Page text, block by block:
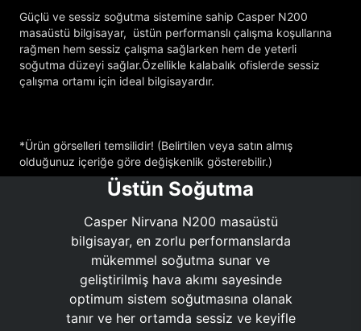
Güçlü ve sessiz soğutma sistemine sahip Casper N200
masaüstü bilgisayar, üstün performanslı çalışma koşullarına
rağmen hem sessiz çalışma sağlarken hem de yeterli
soğutma düzeyi sağlar.Özellikle kalabalık ofislerde sessiz
çalışma ortamı için ideal bilgisayardır.
*Ürün görselleri temsilidir! (Belirtilen veya satın almış
olduğunuz içeriğe göre değişkenlik gösterebilir.)
Üstün Soğutma
Casper Nirvana N200 masaüstü
bilgisayar, en zorlu performanslarda
mükemmel soğutma sunar ve
geliştirilmiş hava akımı sayesinde
optimum sistem soğutmasına olanak
tanır ve her ortamda sessiz ve keyifle